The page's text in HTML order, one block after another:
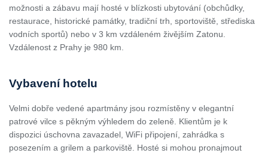
možnosti a zábavu mají hosté v blízkosti ubytování (obchůdky,
restaurace, historické památky, tradiční trh, sportoviště, střediska
vodních sportů) nebo v 3 km vzdáleném živějším Zatonu.
Vzdálenost z Prahy je 980 km.
Vybavení hotelu
Velmi dobře vedené apartmány jsou rozmístěny v elegantní
patrové vilce s pěkným výhledem do zeleně. Klientům je k
dispozici úschovna zavazadel, WiFi připojení, zahrádka s
posezením a grilem a parkoviště. Hosté si mohou pronajmout